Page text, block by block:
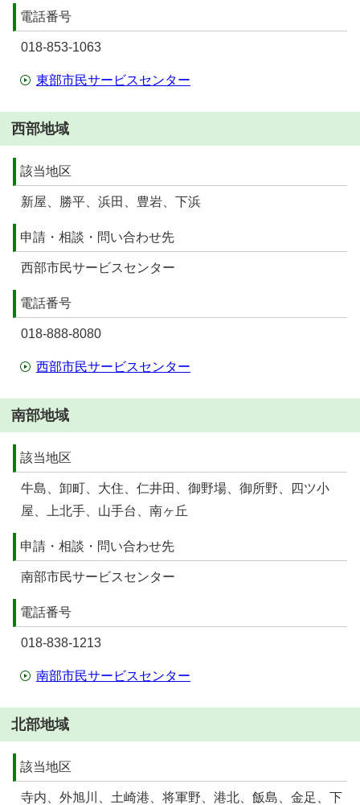
電話番号
018-853-1063
東部市民サービスセンター
西部地域
該当地区
新屋、勝平、浜田、豊岩、下浜
申請・相談・問い合わせ先
西部市民サービスセンター
電話番号
018-888-8080
西部市民サービスセンター
南部地域
該当地区
牛島、卸町、大住、仁井田、御野場、御所野、四ツ小
屋、上北手、山手台、南ヶ丘
申請・相談・問い合わせ先
南部市民サービスセンター
電話番号
018-838-1213
南部市民サービスセンター
北部地域
該当地区
寺内、外旭川、土崎港、将軍野、港北、飯島、金足、下